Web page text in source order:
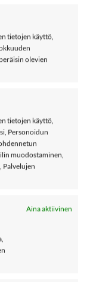
tietojen käyttö,
olevien
tietojen käyttö,
Personoidun
muodostaminen,
Palvelujen
Aina aktiivinen
TOP t-
ribbineulos.
myös